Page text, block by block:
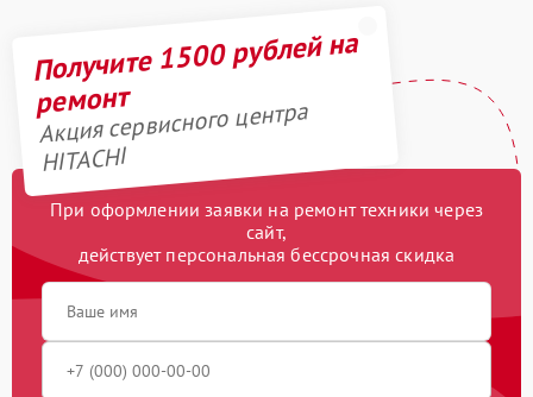
Получите 1500 рублей на
ремонт
Акция сервисного центра
HITACHI
При оформлении заявки на ремонт техники через
сайт,
действует персональная бессрочная скидка